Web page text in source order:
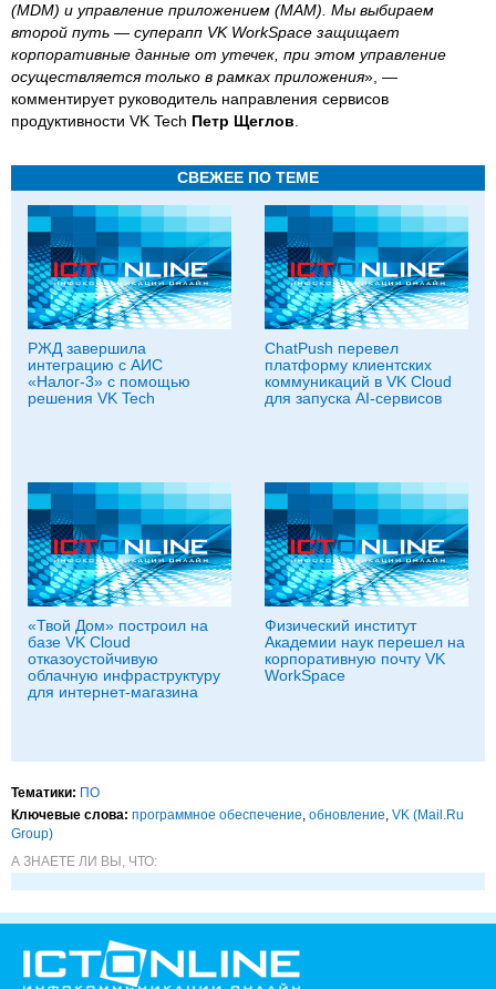
(MDM) и управление приложением (MAM). Мы выбираем
второй путь — суперапп VK WorkSpace защищает
корпоративные данные от утечек, при этом управление
осуществляется только в рамках приложения», —
комментирует руководитель направления сервисов
продуктивности VK Tech Петр Щеглов
СВЕЖЕЕ ПО ТЕМЕ
РЖД завершила
интеграцию с АИС
«Налог-3» с помощью
решения VK Tech
ChatPush перевел
платформу клиентских
коммуникаций в VK Cloud
для запуска AI-сервисов
«Твой Дом» построил на
базе VK Cloud
отказоустойчивую
облачную инфраструктуру
для интернет-магазина
Физический институт
Академии наук перешел на
корпоративную почту VK
WorkSpace
Тематики: ПО
Ключевые слова: программное обеспечение, обновление, VK (Mail.Ru
Group)
А ЗНАЕТЕ ЛИ ВЫ, ЧТО: